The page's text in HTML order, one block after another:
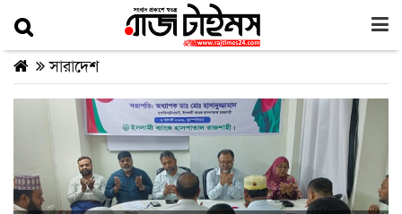
সারাদেশ